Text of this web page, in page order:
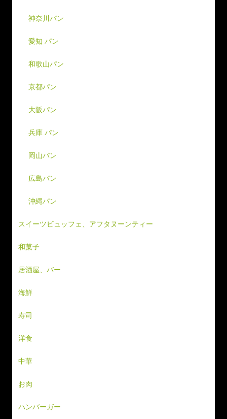
神奈川パン
愛知 パン
和歌山パン
京都パン
大阪パン
兵庫 パン
岡山パン
広島パン
沖縄パン
スイーツビュッフェ、アフタヌーンティー
和菓子
居酒屋、バー
海鮮
寿司
洋食
中華
お肉
ハンバーガー